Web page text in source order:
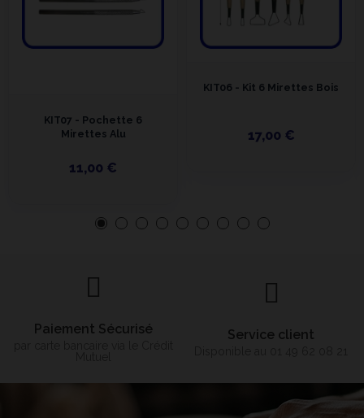
KIT07 - Pochette 6
Mirettes Alu
11,00 €
KIT06 - Kit 6 Mirettes Bois
17,00 €
Paiement Sécurisé Service client